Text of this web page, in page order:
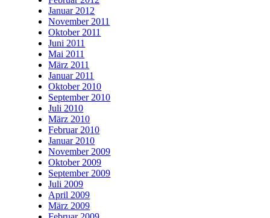
Januar 2012
November 2011
Oktober 2011
Juni 2011
Mai 2011
März 2011
Januar 2011
Oktober 2010
September 2010
Juli 2010
März 2010
Februar 2010
Januar 2010
November 2009
Oktober 2009
September 2009
Juli 2009
April 2009
März 2009